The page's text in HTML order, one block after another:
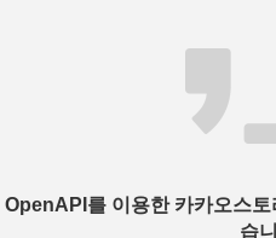
OpenAPI를 이용한 카카오스
습